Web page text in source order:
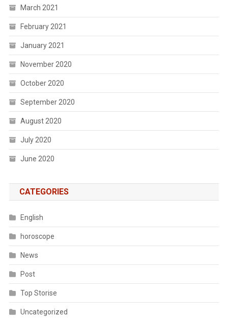
March 2021
February 2021
January 2021
November 2020
October 2020
September 2020
August 2020
July 2020
June 2020
CATEGORIES
English
horoscope
News
Post
Top Storise
Uncategorized